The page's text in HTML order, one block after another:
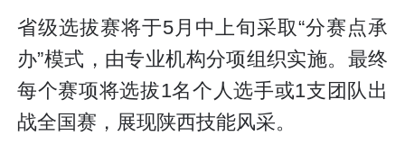
省级选拔赛将于5月中上旬采取“分赛点承
办”模式，由专业机构分项组织实施。最终
每个赛项将选拔1名个人选手或1支团队出
战全国赛，展现陕西技能风采。